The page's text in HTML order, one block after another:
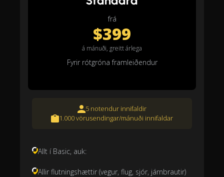
frá
$399
á mánuði, greitt árlega
Fyrir rótgróna framleiðendur
5 notendur innifaldir
1.000 vörusendingar/mánuði innifaldar
Allt í Basic, auk:
Allir flutningshættir (vegur, flug, sjór, járnbrautir)